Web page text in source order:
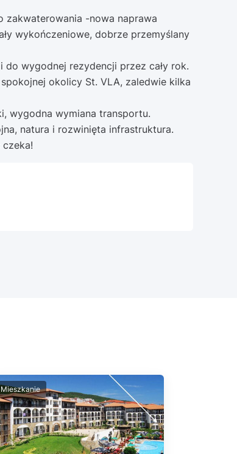
zakwaterowania -nowa naprawa
wykończeniowe, dobrze przemyślany
wygodnej rezydencji przez cały rok.
spokojnej okolicy St. VLA, zaledwie kilka
wygodna wymiana transportu.
natura i rozwinięta infrastruktura.
Mieszkanie